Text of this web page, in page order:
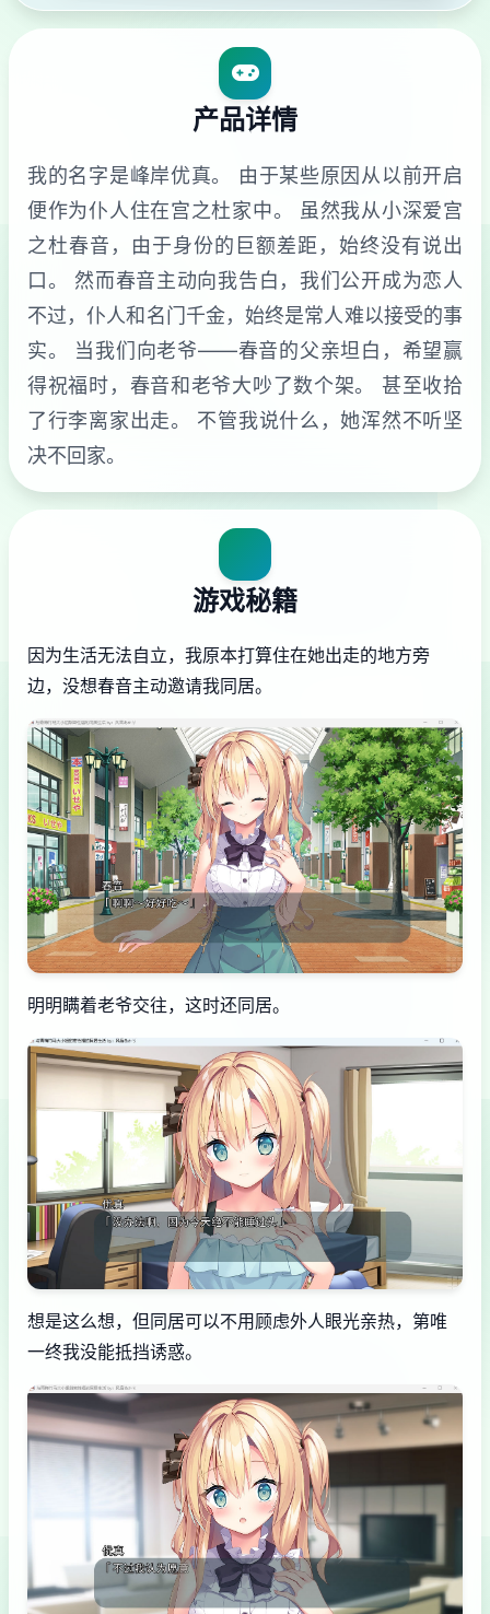
产品详情
我的名字是峰岸优真。 由于某些原因从以前开启
便作为仆人住在宫之杜家中。 虽然我从小深爱宫
之杜春音，由于身份的巨额差距，始终没有说出
口。 然而春音主动向我告白，我们公开成为恋人
不过，仆人和名门千金，始终是常人难以接受的事
实。 当我们向老爷——春音的父亲坦白，希望赢
得祝福时，春音和老爷大吵了数个架。 甚至收拾
了行李离家出走。 不管我说什么，她浑然不听坚
决不回家。
游戏秘籍
因为生活无法自立，我原本打算住在她出走的地方旁
边，没想春音主动邀请我同居。
明明瞒着老爷交往，这时还同居。
想是这么想，但同居可以不用顾虑外人眼光亲热，第唯
一终我没能抵挡诱惑。